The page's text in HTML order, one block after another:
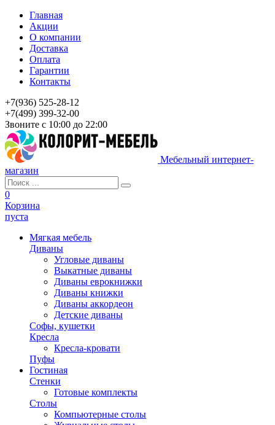
Главная
Акции
О компании
Доставка
Оплата
Гарантии
Контакты
+7(936) 525-28-12
+7(499) 399-32-00
Звоните с 10:00 до 22:00
Мебельный интернет-
магазин
0
Корзина
пуста
Мягкая мебель
Диваны
Угловые диваны
Выкатные диваны
Диваны еврокнижки
Диваны книжки
Диваны аккордеон
Детские диваны
Софы, кушетки
Кресла
Кресла-кровати
Пуфы
Гостиная
Стенки
Готовые комплекты
Столы
Компьютерные столы